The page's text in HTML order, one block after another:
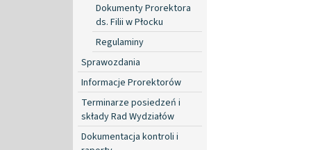
Dokumenty Prorektora
ds. Filii w Płocku
Regulaminy
Sprawozdania
Informacje Prorektorów
Terminarze posiedzeń i
składy Rad Wydziałów
Dokumentacja kontroli i